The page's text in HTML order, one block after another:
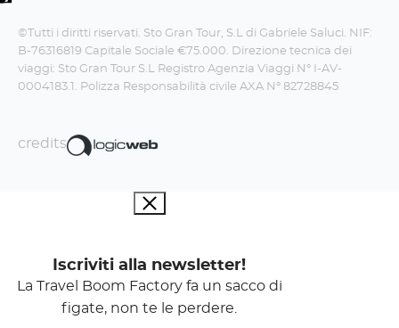
©Tutti i diritti riservati. Sto Gran Tour, S.L di Gabriele Saluci. NIF:
B-76316819 Capitale Sociale €75.000. Direzione tecnica dei
viaggi: Sto Gran Tour S.L Registro Agenzia Viaggi N° I-AV-
0004183.1. Polizza Responsabilità civile AXA N° 82728845
credits
Iscriviti alla newsletter!
La Travel Boom Factory fa un sacco di
figate, non te le perdere.